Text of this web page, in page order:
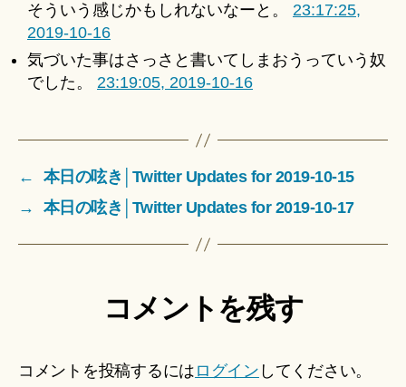
そういう感じかもしれないなーと。 23:17:25,
2019-10-16
気づいた事はさっさと書いてしまおうっていう奴
でした。 23:19:05, 2019-10-16
←
本日の呟き│Twitter Updates for 2019-10-15
→
本日の呟き│Twitter Updates for 2019-10-17
コメントを残す
コメントを投稿するには ログイン してください。